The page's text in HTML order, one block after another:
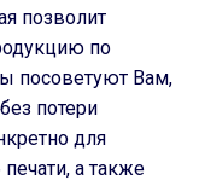
позволит
по
посоветуют Вам,
потери
для
а также